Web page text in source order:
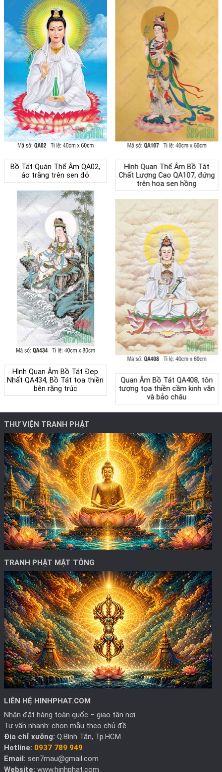
Bồ Tát Quán Thế Âm QA02,
áo trắng trên sen đỏ
Hình Quan Thế Âm Bồ Tát
Chất Lượng Cao QA107, đứng
trên hoa sen hồng
Hình Quan Âm Bồ Tát Đẹp
Nhất QA434, Bồ Tát tọa thiền
bên rặng trúc
Quan Âm Bồ Tát QA408, tôn
tượng tọa thiền cầm kinh văn
và bảo châu
THƯ VIỆN TRANH PHẬT
TRANH PHẬT MẬT TÔNG
LIÊN HỆ HINHPHAT.COM
Nhận đặt hàng toàn quốc – giao tận nơi.
Tư vấn nhanh: chọn mẫu theo chủ đề.
Địa chỉ xưởng: Q.Bình Tân, Tp.HCM
Hotline: 0937 789 949
Email: sen7mau@gmail.com
Website: www.hinhphat.com